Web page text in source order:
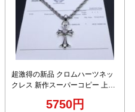
超激得の新品 クロムハーツネッ
クレス 新作スーパーコピー 上質
5750円